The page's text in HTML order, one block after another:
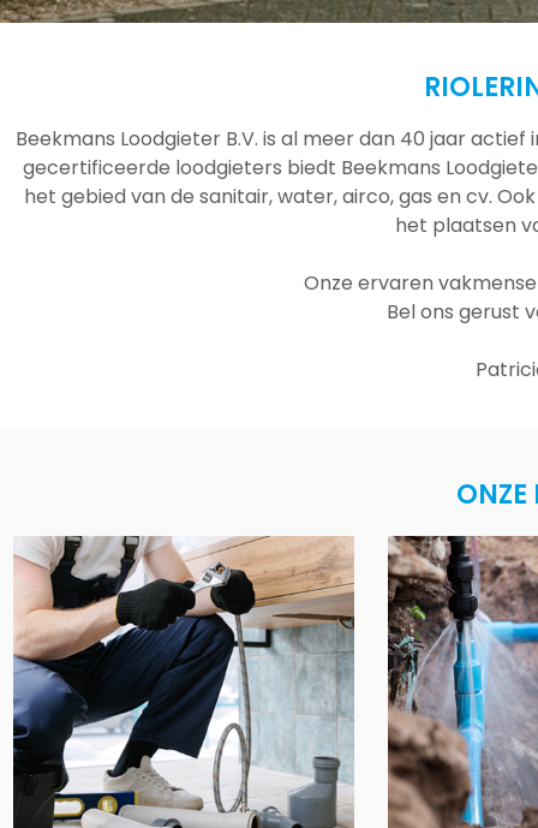
Beekmans Loodgieter B.V. is al meer dan 40 jaar
gecertificeerde loodgieters biedt Beekmans
het gebied van de sanitair, water, airco, gas en cv.
het plaatsen
Onze ervaren
Bel ons gerust
ONZE